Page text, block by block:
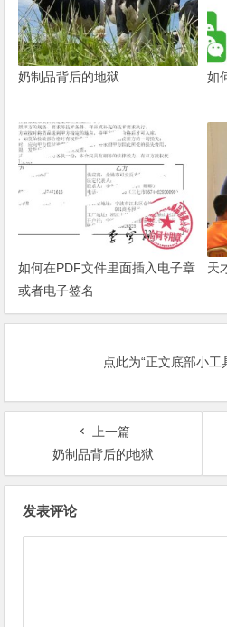
奶制品背后的地狱 如
如何在PDF文件里面插入电子章
或者电子签名
天
点此为“正文底部小工
上一篇
奶制品背后的地狱
发表评论